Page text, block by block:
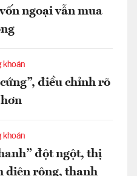
ngoại vẫn mua
khoán
điều chỉnh rõ
khoán
đột ngột, thị
diện rộng, thanh